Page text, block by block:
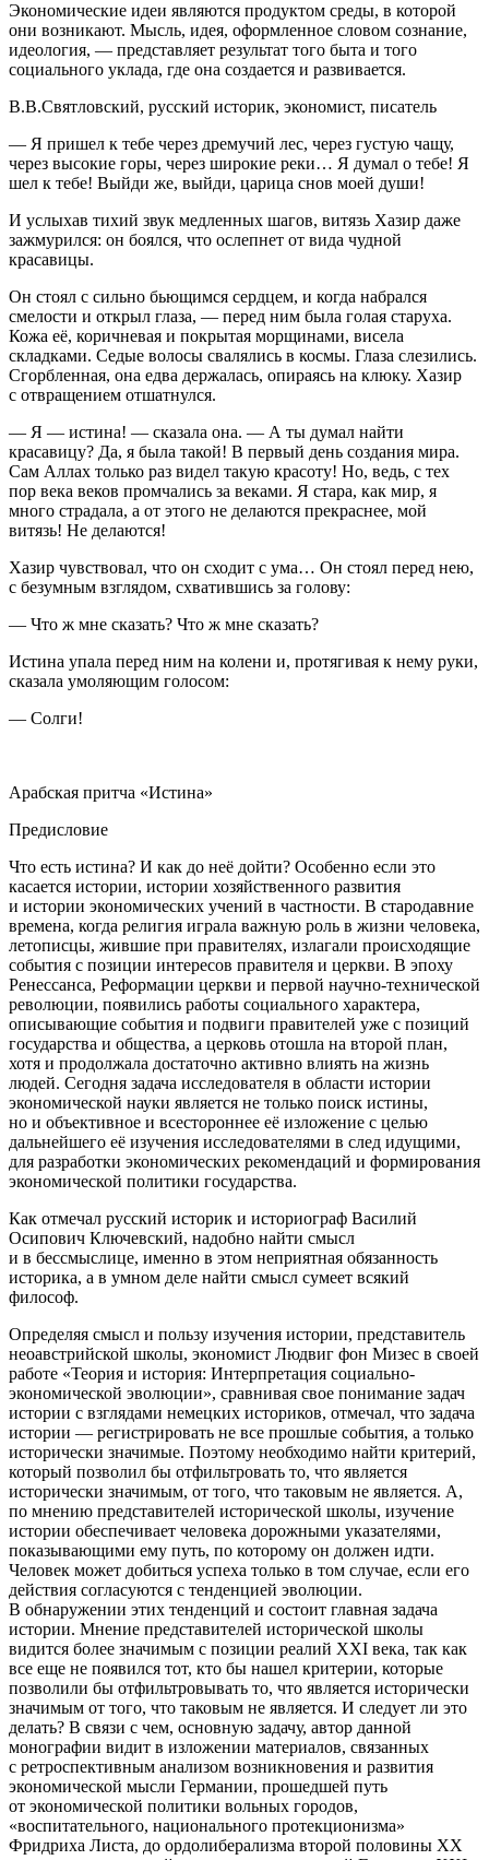
Экономические идеи являются продуктом среды, в которой
они возникают. Мысль, идея, оформленное словом сознание,
идеология, — представляет результат того быта и того
социального уклада, где она создается и развивается.
В.В.Святловский, русский историк, экономист, писатель
— Я пришел к тебе через дремучий лес, через густую чащу,
через высокие горы, через широкие реки… Я думал о тебе! Я
шел к тебе! Выйди же, выйди, царица снов моей души!
И услыхав тихий звук медленных шагов, витязь Хазир даже
зажмурился: он боялся, что ослепнет от вида чудной
красавицы.
Он стоял с сильно бьющимся сердцем, и когда набрался
смелости и открыл глаза, — перед ним была голая старуха.
Кожа её, коричневая и покрытая морщинами, висела
складками. Седые волосы свалялись в космы. Глаза слезились.
Сгорбленная, она едва держалась, опираясь на клюку. Хазир
с отвращением отшатнулся.
— Я — истина! — сказала она. — А ты думал найти
красавицу? Да, я была такой! В первый день создания мира.
Сам Аллах только раз видел такую красоту! Но, ведь, с тех
пор века веков промчались за веками. Я стара, как мир, я
много страдала, а от этого не делаются прекраснее, мой
витязь! Не делаются!
Хазир чувствовал, что он сходит с ума… Он стоял перед нею,
с безумным взглядом, схватившись за голову:
— Что ж мне сказать? Что ж мне сказать?
Истина упала перед ним на колени и, протягивая к нему руки,
сказала умоляющим голосом:
— Солги!
Арабская притча «Истина»
Предисловие
Что есть истина? И как до неё дойти? Особенно если это
касается истории, истории хозяйственного развития
и истории экономических учений в частности. В стародавние
времена, когда религия играла важную роль в жизни человека,
летописцы, жившие при правителях, излагали происходящие
события с позиции интересов правителя и церкви. В эпоху
Ренессанса, Реформации церкви и первой научно-технической
революции, появились работы социального характера,
описывающие события и подвиги правителей уже с позиций
государства и общества, а церковь отошла на второй план,
хотя и продолжала достаточно активно влиять на жизнь
людей. Сегодня задача исследователя в области истории
экономической науки является не только поиск истины,
но и объективное и всестороннее её изложение с целью
дальнейшего её изучения исследователями в след идущими,
для разработки экономических рекомендаций и формирования
экономической политики государства.
Как отмечал русский историк и историограф Василий
Осипович Ключевский, надобно найти смысл
и в бессмыслице, именно в этом неприятная обязанность
историка, а в умном деле найти смысл сумеет всякий
философ.
Определяя смысл и пользу изучения истории, представитель
неоавстрийской школы, экономист Людвиг фон Мизес в своей
работе «Теория и история: Интерпретация социально-
экономической эволюции», сравнивая свое понимание задач
истории с взглядами немецких историков, отмечал, что задача
истории — регистрировать не все прошлые события, а только
исторически значимые. Поэтому необходимо найти критерий,
который позволил бы отфильтровать то, что является
исторически значимым, от того, что таковым не является. А,
по мнению представителей исторической школы, изучение
истории обеспечивает человека дорожными указателями,
показывающими ему путь, по которому он должен идти.
Человек может добиться успеха только в том случае, если его
действия согласуются с тенденцией эволюции.
В обнаружении этих тенденций и состоит главная задача
истории. Мнение представителей исторической школы
видится более значимым с позиции реалий XXI века, так как
все еще не появился тот, кто бы нашел критерии, которые
позволили бы отфильтровывать то, что является исторически
значимым от того, что таковым не является. И следует ли это
делать? В связи с чем, основную задачу, автор данной
монографии видит в изложении материалов, связанных
с ретроспективным анализом возникновения и развития
экономической мысли Германии, прошедшей путь
от экономической политики вольных городов,
«воспитательного, национального протекционизма»
Фридриха Листа, до ордолиберализма второй половины XX